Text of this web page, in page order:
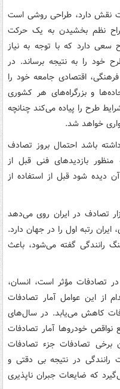
نقش دارد، طراحی روشی است
نظم بخشیدن به یک حرکت
دارد که با توجه به نیاز
خود را به نتیجه برساند. در
اقتصادی جامعه خود را
و بزرگراه‌های هر کشوری
طرح را پیاده می‌کند چنانچه
خواهد شد.
باشد احتمال بروز تصادف
بازدیدهای فنی قبل از
دیده شود قبل از استفاده از
برخی کارشناسان سالانه ۸۰۰ هزار تصادف در ایران روی می‌دهد
رتبه اول را در جهان دارد.
رانندگی گفته می‌شود، باعث
تصادفات مؤثر است، انسان،
از این عوامل آمار تصادفات
کاهش می‌یابد. در سال‌های
نواقص خودروها آمار تصادفات
برخی تصادفات جزء تصادفات
رانندگی در نتیجه بی دقتی و
که ضایعات جبران ناپذیری